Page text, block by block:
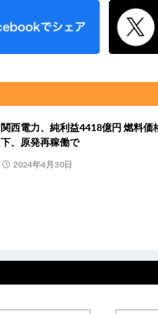
関西電力、純利益4418億円 燃料価
下、原発再稼働で
2024年4月30日